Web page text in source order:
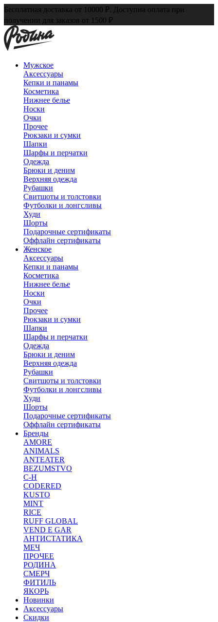
Бесплатная доставка от 10000 ₽. Доступна оплата при
получении для заказов от 1500 ₽
Мужское
Аксессуары
Кепки и панамы
Косметика
Нижнее белье
Носки
Очки
Прочее
Рюкзаки и сумки
Шапки
Шарфы и перчатки
Одежда
Брюки и деним
Верхняя одежда
Рубашки
Свитшоты и толстовки
Футболки и лонгсливы
Худи
Шорты
Подарочные сертификаты
Оффлайн сертификаты
Женское
Аксессуары
Кепки и панамы
Косметика
Нижнее белье
Носки
Очки
Прочее
Рюкзаки и сумки
Шапки
Шарфы и перчатки
Одежда
Брюки и деним
Верхняя одежда
Рубашки
Свитшоты и толстовки
Футболки и лонгсливы
Худи
Шорты
Подарочные сертификаты
Оффлайн сертификаты
Бренды
AMORE
ANIMALS
ANTEATER
BEZUMSTVO
C-H
CODERED
KUSTO
MINT
RICE
RUFF GLOBAL
VEND E GAR
АНТИСТАТИКА
МЕЧ
ПРОЧЕЕ
РОДИНА
СМЕРЧ
ФИТИЛЬ
ЯКОРЬ
Новинки
Аксессуары
Скидки